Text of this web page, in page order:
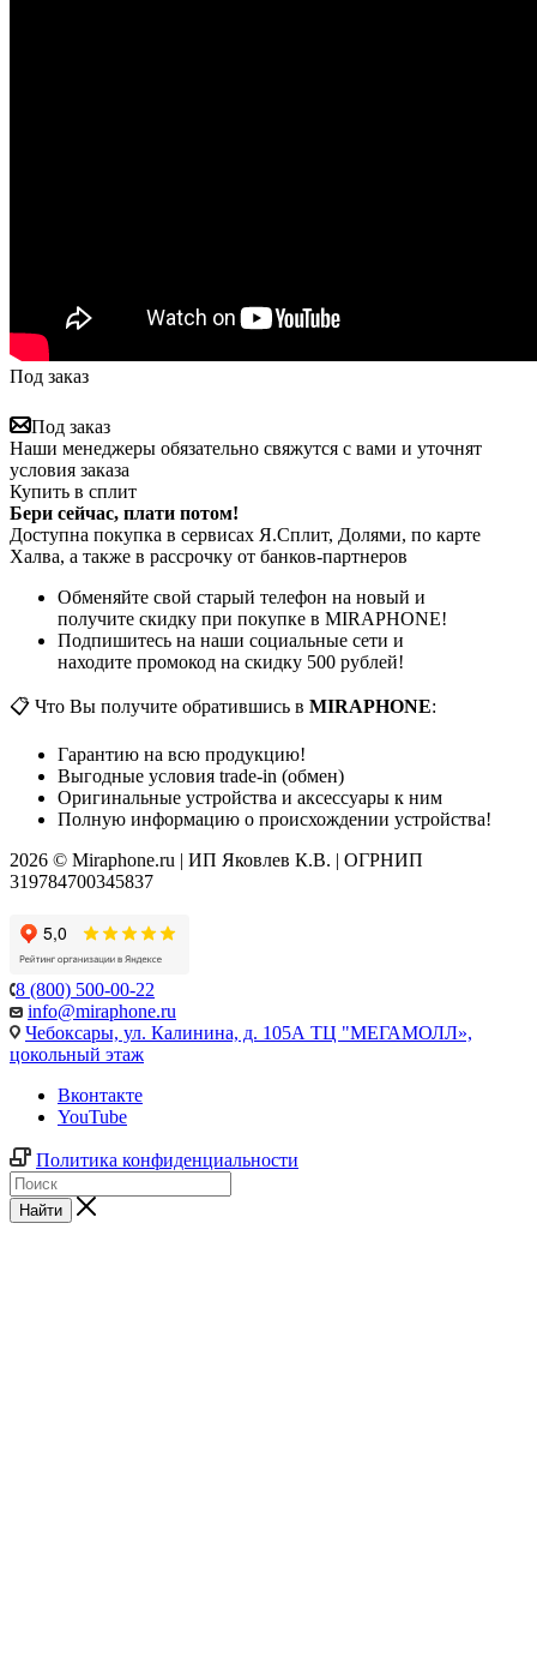
Под заказ
Под заказ
Наши менеджеры обязательно свяжутся с вами и уточнят
условия заказа
Купить в сплит
Бери сейчас, плати потом!
Доступна покупка в сервисах Я.Сплит, Долями, по карте
Халва, а также в рассрочку от банков-партнеров
Обменяйте свой старый телефон на новый и
получите скидку при покупке в MIRAPHONE!
Подпишитесь на наши социальные сети и
находите промокод на скидку 500 рублей!
📋 Что Вы получите обратившись в MIRAPHONE:
Гарантию на всю продукцию!
Выгодные условия trade-in (обмен)
Оригинальные устройства и аксессуары к ним
Полную информацию о происхождении устройства!
2026 © Miraphone.ru | ИП Яковлев К.В. | ОГРНИП
319784700345837
8 (800) 500-00-22
info@miraphone.ru
Чебоксары, ул. Калинина, д. 105А ТЦ "МЕГАМОЛЛ»,
цокольный этаж
Вконтакте
YouTube
Политика конфиденциальности
Найти